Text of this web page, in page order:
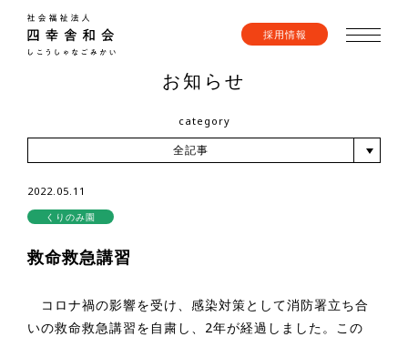
採用情報
お知らせ
category
全記事
2022.05.11
くりのみ園
救命救急講習
コロナ禍の影響を受け、感染対策として消防署立ち合
いの救命救急講習を自粛し、2年が経過しました。この